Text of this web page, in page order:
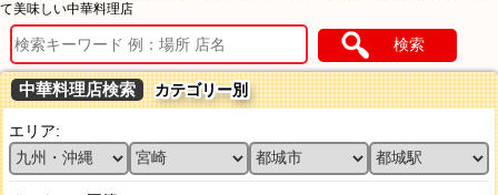
て美味しい中華料理店
検索
中華料理店検索 カテゴリー別
エリア: